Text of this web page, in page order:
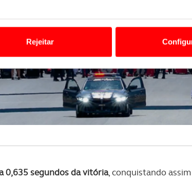
para melhorar a sua experiência digital,
de redes sociais, bem como para analisar
partilhamos informação, relativa à sua
na UE e em países terceiros.
que o bloqueio de certo tipo de Cookies e
Rejeitar
0,635 segundos da vitória, conquistando